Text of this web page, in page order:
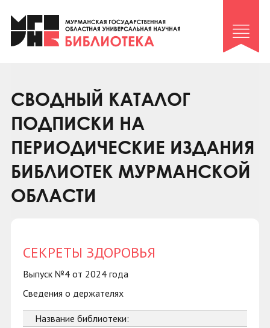
Клуб «Гиря и сельдерей»
Клуб «Семейный архив»
Коллегам
Контакты
СВОДНЫЙ КАТАЛОГ
ПОДПИСКИ НА
ПЕРИОДИЧЕСКИЕ ИЗДАНИЯ
БИБЛИОТЕК МУРМАНСКОЙ
ОБЛАСТИ
СЕКРЕТЫ ЗДОРОВЬЯ
Выпуск №4 от 2024 года
Сведения о держателях
Название библиотеки: